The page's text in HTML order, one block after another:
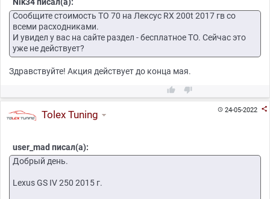
Nik34 писал(а):
Сообщите стоимость ТО 70 на Лексус RX 200t 2017 гв со
всеми расходниками.
И увидел у вас на сайте раздел - бесплатное ТО. Сейчас это
уже не действует?
Здравствуйте! Акция действует до конца мая.
 
24-05-2022 
Tolex Tuning
user_mad писал(а):
Добрый день.
Lexus GS IV 250 2015 г.